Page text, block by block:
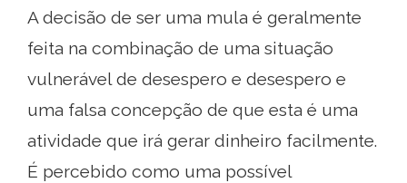
A decisão de ser uma mula é geralmente
feita na combinação de uma situação
vulnerável de desespero e desespero e
uma falsa concepção de que esta é uma
atividade que irá gerar dinheiro facilmente.
É percebido como uma possível